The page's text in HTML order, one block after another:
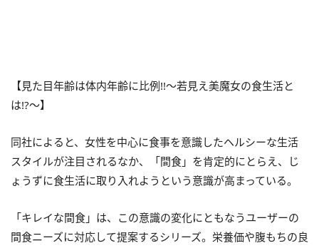
【見た目年齢は体内年齢に比例!!〜若見え美魔女の食生活と
は!?〜】
同社によると、女性を中心に食事を意識したヘルシーな生活
スタイルが注目されるなか、「間食」を肯定的にとらえ、じ
ょうずに食生活に取り入れようという意識が高まっている。
「キレイな間食」は、この意識の変化にともなうユーザーの
間食ニーズに対応して提案するシリーズ。栄養価や腹もちの良